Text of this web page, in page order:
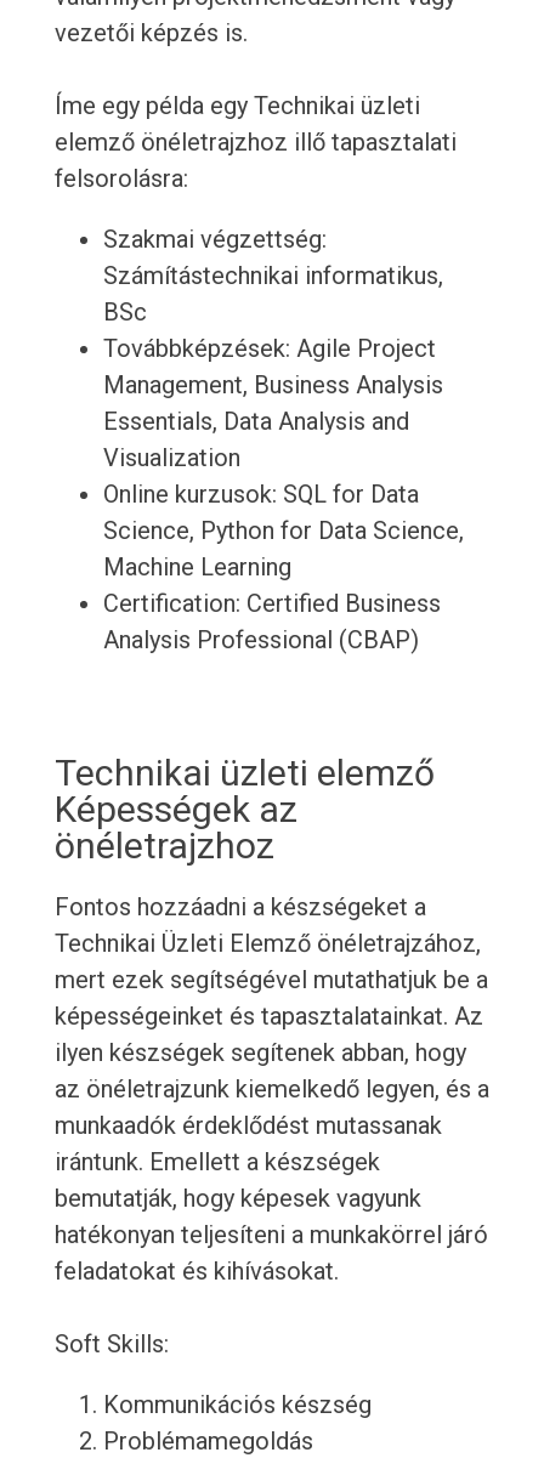
vezetői képzés is.
Íme egy példa egy Technikai üzleti
elemző önéletrajzhoz illő tapasztalati
felsorolásra:
Szakmai végzettség:
Számítástechnikai informatikus,
BSc
Továbbképzések: Agile Project
Management, Business Analysis
Essentials, Data Analysis and
Visualization
Online kurzusok: SQL for Data
Science, Python for Data Science,
Machine Learning
Certification: Certified Business
Analysis Professional (CBAP)
Technikai üzleti elemző
Képességek az
önéletrajzhoz
Fontos hozzáadni a készségeket a
Technikai Üzleti Elemző önéletrajzához,
mert ezek segítségével mutathatjuk be a
képességeinket és tapasztalatainkat. Az
ilyen készségek segítenek abban, hogy
az önéletrajzunk kiemelkedő legyen, és a
munkaadók érdeklődést mutassanak
irántunk. Emellett a készségek
bemutatják, hogy képesek vagyunk
hatékonyan teljesíteni a munkakörrel járó
feladatokat és kihívásokat.
Soft Skills:
Kommunikációs készség
Problémamegoldás